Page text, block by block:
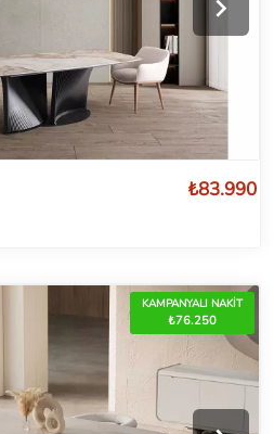
₺83.990
KAMPANYALI NAKİT
₺76.250